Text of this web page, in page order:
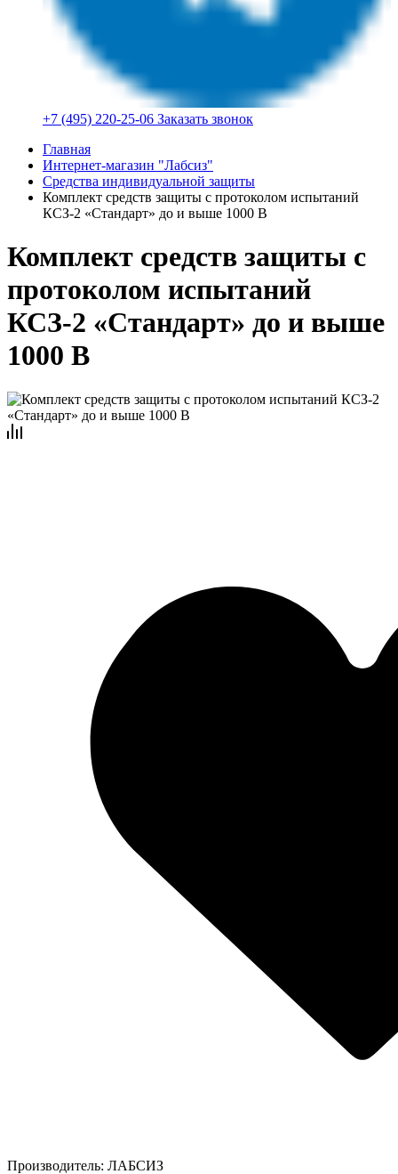
+7 (495) 220-25-06 Заказать звонок
Главная
Интернет-магазин "Лабсиз"
Средства индивидуальной защиты
Комплект средств защиты с протоколом испытаний
КСЗ-2 «Стандарт» до и выше 1000 В
Комплект средств защиты с
протоколом испытаний
КСЗ-2 «Стандарт» до и выше
1000 В
Производитель: ЛАБСИЗ